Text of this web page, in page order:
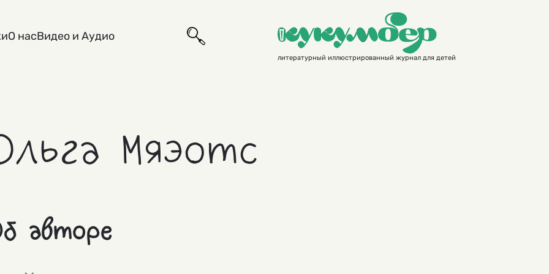
О насВидео и Аудио
литературный иллюстрированный журнал для детей
Мяэотс
авторе